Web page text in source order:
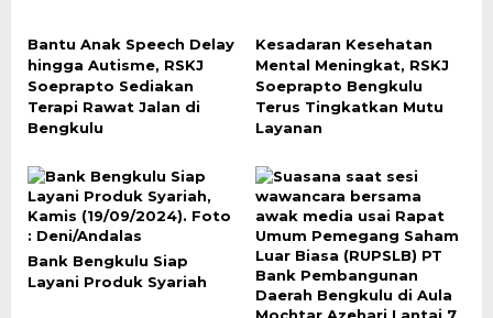
Bantu Anak Speech Delay
hingga Autisme, RSKJ
Soeprapto Sediakan
Terapi Rawat Jalan di
Bengkulu
Kesadaran Kesehatan
Mental Meningkat, RSKJ
Soeprapto Bengkulu
Terus Tingkatkan Mutu
Layanan
Bank Bengkulu Siap
Layani Produk Syariah